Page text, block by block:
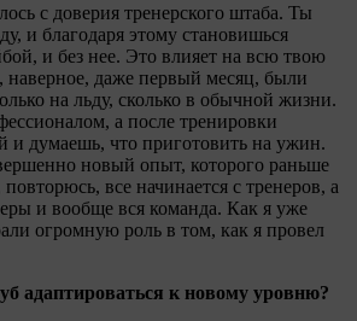
с доверия тренерского штаба. Ты
и благодаря этому становишься
и без нее. Это влияет на всю твою
наверное, даже первый месяц, были
на льду, сколько в обычной жизни.
а после тренировки
и думаешь, что приготовить на ужин.
новый опыт, которого раньше
все начинается с тренеров, а
и вообще вся команда. Как я уже
огромную роль в том, как я провел
адаптироваться к новому уровню?